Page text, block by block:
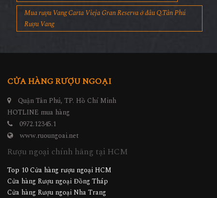
Mua rượu Vang Carta Vieja Gran Reserva ở đâu Q.Tân Phú
Rượu Vang
CỬA HÀNG RƯỢU NGOẠI
Quận Tân Phú, TP. Hồ Chí Minh
HOTLINE mua hàng
0972.12345.1
www.ruoungoai.net
Rượu ngoại chính hãng tại HCM
Top 10 Cửa hàng rượu ngoại HCM
Cửa hàng Rượu ngoại Đồng Tháp
Cửa hàng Rượu ngoại Nha Trang